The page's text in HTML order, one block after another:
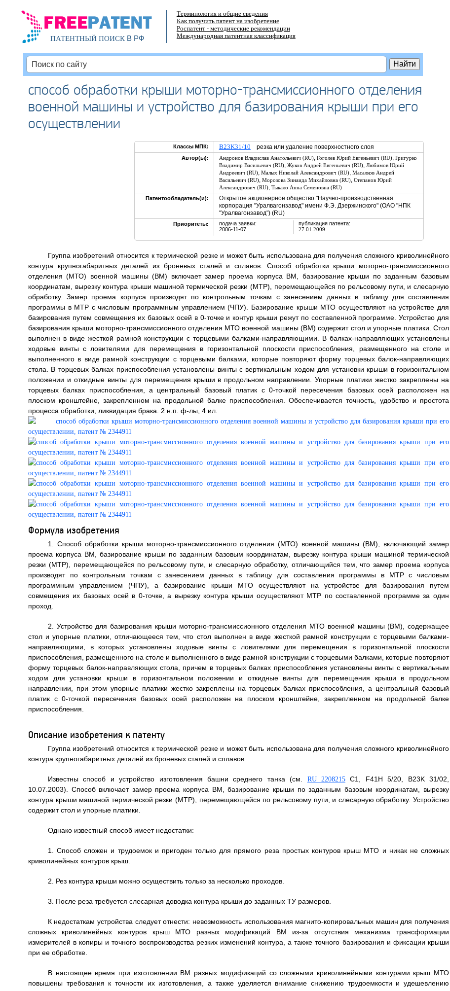
ПАТЕНТНЫЙ ПОИСКВ РФ
Терминология и общие сведения
Как получить патент на изобретение
Роспатент - методические рекомендации
Международная патентная классификация
способ обработки крыши моторно-трансмиссионного отделения
военной машины и устройство для базирования крыши при его
осуществлении
Классы МПК: B23K31/10 резка или удаление поверхностного слоя
Автор(ы): Андронов Владислав Анатольевич (RU), Гоголев Юрий Евгеньевич (RU), Григурко
Владимир Васильевич (RU), Жуков Андрей Евгеньевич (RU), Любимов Юрий
Андреевич (RU), Малых Николай Александрович (RU), Масалков Андрей
Васильевич (RU), Морозова Зинаида Михайловна (RU), Степанов Юрий
Александрович (RU), Тыкало Анна Семеновна (RU)
Патентообладатель(и):
Открытое акционерное общество "Научно-производственная
корпорация "Уралвагонзавод" имени Ф.Э. Дзержинского" (ОАО "НПК
"Уралвагонзавод") (RU)
Приоритеты:
подача заявки:
2006-11-07
публикация патента:
27.01.2009
Группа изобретений относится к термической резке и может быть использована для получения сложного криволинейного
контура крупногабаритных деталей из броневых сталей и сплавов. Способ обработки крыши моторно-трансмиссионного
отделения (МТО) военной машины (ВМ) включает замер проема корпуса ВМ, базирование крыши по заданным базовым
координатам, вырезку контура крыши машиной термической резки (МТР), перемещающейся по рельсовому пути, и слесарную
обработку. Замер проема корпуса производят по контрольным точкам с занесением данных в таблицу для составления
программы в МТР с числовым программным управлением (ЧПУ). Базирование крыши МТО осуществляют на устройстве для
базирования путем совмещения их базовых осей в 0-точке и контур крыши режут по составленной программе. Устройство для
базирования крыши моторно-трансмиссионного отделения МТО военной машины (ВМ) содержит стол и упорные платики. Стол
выполнен в виде жесткой рамной конструкции с торцевыми балками-направляющими. В балках-направляющих установлены
ходовые винты с ловителями для перемещения в горизонтальной плоскости приспособления, размещенного на столе и
выполненного в виде рамной конструкции с торцевыми балками, которые повторяют форму торцевых балок-направляющих
стола. В торцевых балках приспособления установлены винты с вертикальным ходом для установки крыши в горизонтальном
положении и откидные винты для перемещения крыши в продольном направлении. Упорные платики жестко закреплены на
торцевых балках приспособления, а центральный базовый платик с 0-точкой пересечения базовых осей расположен на
плоском кронштейне, закрепленном на продольной балке приспособления. Обеспечивается точность, удобство и простота
процесса обработки, ликвидация брака. 2 н.п. ф-лы, 4 ил.
Формула изобретения
1. Способ обработки крыши моторно-трансмиссионного отделения (МТО) военной машины (ВМ), включающий замер
проема корпуса ВМ, базирование крыши по заданным базовым координатам, вырезку контура крыши машиной термической
резки (МТР), перемещающейся по рельсовому пути, и слесарную обработку, отличающийся тем, что замер проема корпуса
производят по контрольным точкам с занесением данных в таблицу для составления программы в МТР с числовым
программным управлением (ЧПУ), а базирование крыши МТО осуществляют на устройстве для базирования путем
совмещения их базовых осей в 0-точке, а вырезку контура крыши осуществляют МТР по составленной программе за один
проход.
2. Устройство для базирования крыши моторно-трансмиссионного отделения МТО военной машины (ВМ), содержащее
стол и упорные платики, отличающееся тем, что стол выполнен в виде жесткой рамной конструкции с торцевыми балками-
направляющими, в которых установлены ходовые винты с ловителями для перемещения в горизонтальной плоскости
приспособления, размещенного на столе и выполненного в виде рамной конструкции с торцевыми балками, которые повторяют
форму торцевых балок-направляющих стола, причем в торцевых балках приспособления установлены винты с вертикальным
ходом для установки крыши в горизонтальном положении и откидные винты для перемещения крыши в продольном
направлении, при этом упорные платики жестко закреплены на торцевых балках приспособления, а центральный базовый
платик с 0-точкой пересечения базовых осей расположен на плоском кронштейне, закрепленном на продольной балке
приспособления.
Описание изобретения к патенту
Группа изобретений относится к термической резке и может быть использована для получения сложного криволинейного
контура крупногабаритных деталей из броневых сталей и сплавов.
Известны способ и устройство изготовления башни среднего танка (см. RU 2208215 C1, F41H 5/20, B23K 31/02,
10.07.2003). Способ включает замер проема корпуса ВМ, базирование крыши по заданным базовым координатам, вырезку
контура крыши машиной термической резки (МТР), перемещающейся по рельсовому пути, и слесарную обработку. Устройство
содержит стол и упорные платики.
Однако известный способ имеет недостатки:
1. Способ сложен и трудоемок и пригоден только для прямого реза простых контуров крыш МТО и никак не сложных
криволинейных контуров крыш.
2. Рез контура крыши можно осуществить только за несколько проходов.
3. После реза требуется слесарная доводка контура крыши до заданных ТУ размеров.
К недостаткам устройства следует отнести: невозможность использования магнито-копировальных машин для получения
сложных криволинейных контуров крыш МТО разных модификаций ВМ из-за отсутствия механизма трансформации
измерителей в копиры и точного воспроизводства резких изменений контура, а также точного базирования и фиксации крыши
при ее обработке.
В настоящее время при изготовлении ВМ разных модификаций со сложными криволинейными контурами крыш МТО
повышены требования к точности их изготовления, а также уделяется внимание снижению трудоемкости и удешевлению